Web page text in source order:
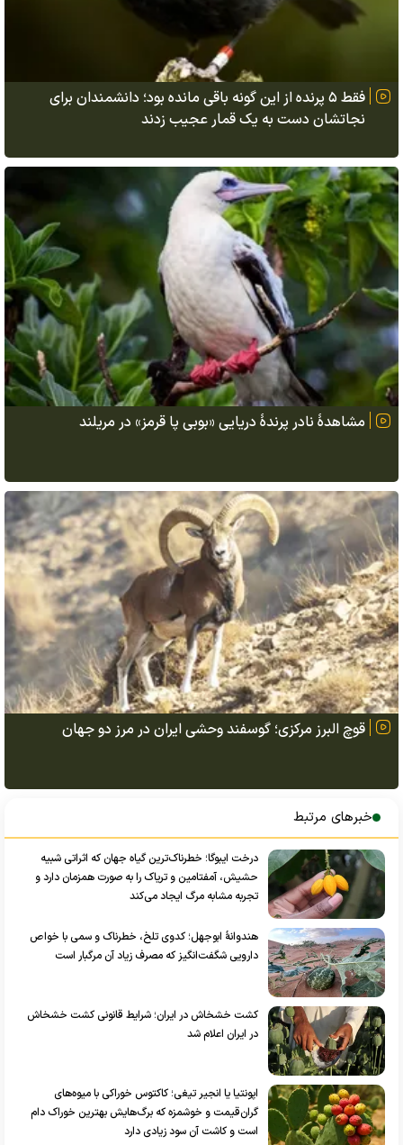
فقط ۵ پرنده از این گونه باقی مانده بود؛ دانشمندان برای
نجاتشان دست به یک قمار عجیب زدند
مشاهدهٔ نادر پرندهٔ دریایی «بوبی پا قرمز» در مریلند
قوچ البرز مرکزی؛ گوسفند وحشی ایران در مرز دو جهان
خبرهای مرتبط
درخت ایبوگا؛ خطرناک‌ترین گیاه جهان که اثراتی شبیه
حشیش، آمفتامین و تریاک را به صورت همزمان دارد و
تجربه مشابه مرگ ایجاد می‌کند
هندوانهٔ ابوجهل؛ کدوی تلخ، خطرناک و سمی با خواص
دارویی شگفت‌انگیز که مصرف زیاد آن مرگبار است
کشت خشخاش در ایران؛ شرایط قانونی کشت خشخاش
در ایران اعلام شد
اپونتیا یا انجیر تیغی؛ کاکتوس خوراکی با میوه‌های
گران‌قیمت و خوشمزه که برگ‌هایش بهترین خوراک دام
است و کاشت آن سود زیادی دارد